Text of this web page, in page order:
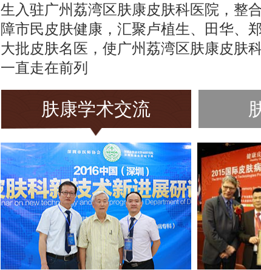
生入驻广州荔湾区肤康皮肤科医院，整
障市民皮肤健康，汇聚卢植生、田华、
大批皮肤名医，使广州荔湾区肤康皮肤
一直走在前列
肤康学术交流